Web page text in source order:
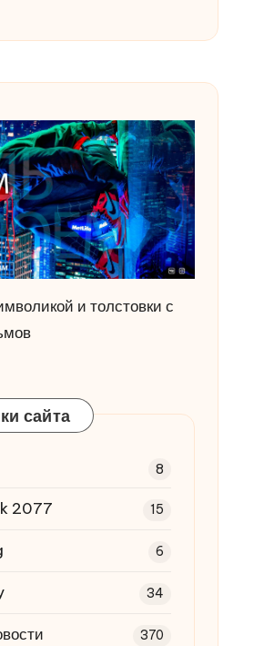
и толстовки с
сайта
8
2077 15
6
34
370